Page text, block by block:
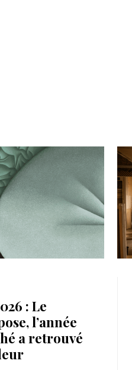
: Le
l’année
a retrouvé